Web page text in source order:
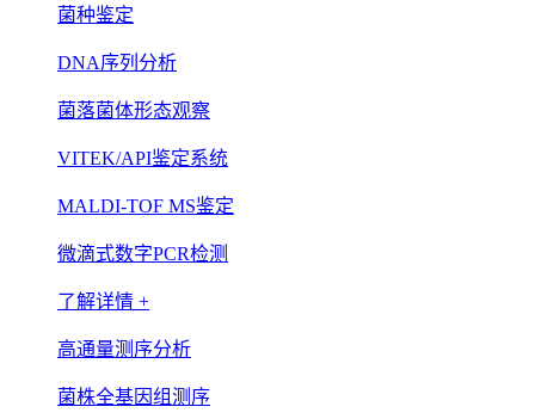
菌种鉴定
DNA序列分析
菌落菌体形态观察
VITEK/API鉴定系统
MALDI-TOF MS鉴定
微滴式数字PCR检测
了解详情 +
高通量测序分析
菌株全基因组测序